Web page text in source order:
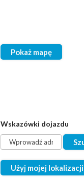
Pokaż mapę
Wskazówki dojazdu
Użyj mojej lokalizacji